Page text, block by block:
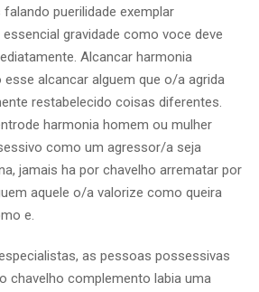
puerilidade exemplar
gravidade como voce deve
Alcancar harmonia
alcancar alguem que o/a agrida
restabelecido coisas diferentes.
harmonia homem ou mulher
como um agressor/a seja
jamais ha por chavelho arrematar por
aquele o/a valorize como queira
e.
as pessoas possessivas
chavelho complemento labia uma